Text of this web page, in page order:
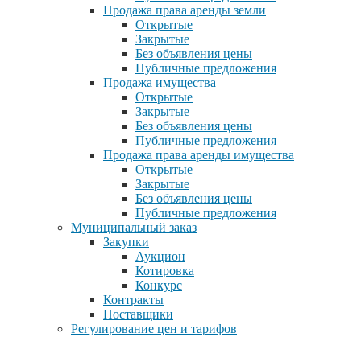
Продажа права аренды земли
Открытые
Закрытые
Без объявления цены
Публичные предложения
Продажа имущества
Открытые
Закрытые
Без объявления цены
Публичные предложения
Продажа права аренды имущества
Открытые
Закрытые
Без объявления цены
Публичные предложения
Муниципальный заказ
Закупки
Аукцион
Котировка
Конкурс
Контракты
Поставщики
Регулирование цен и тарифов